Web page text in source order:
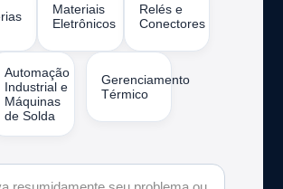
Materiais
Eletrônicos
Relés e
Conectores
Automação
Industrial e
Máquinas
de Solda
Gerenciamento
Térmico